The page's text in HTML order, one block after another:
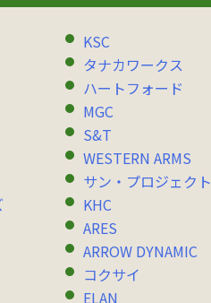
KSC
タナカワークス
ハートフォード
MGC
S&T
WESTERN ARMS
サン・プロジェクト
KHC
ARES
ARROW DYNAMIC
コクサイ
ELAN